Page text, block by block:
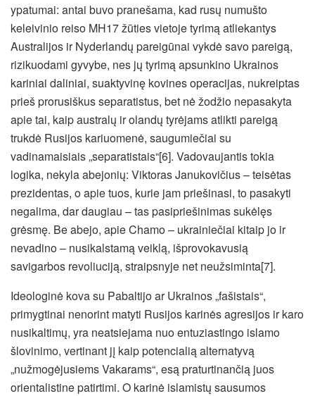
ypatumai: antai buvo pranešama, kad rusų numušto
keleivinio reiso MH17 žūties vietoje tyrimą atliekantys
Australijos ir Nyderlandų pareigūnai vykdė savo pareigą,
rizikuodami gyvybe, nes jų tyrimą apsunkino Ukrainos
kariniai daliniai, suaktyvinę kovines operacijas, nukreiptas
prieš prorusiškus separatistus, bet nė žodžio nepasakyta
apie tai, kaip australų ir olandų tyrėjams atlikti pareigą
trukdė Rusijos kariuomenė, saugumiečiai su
vadinamaisiais „separatistais“[6]. Vadovaujantis tokia
logika, nekyla abejonių: Viktoras Janukovičius – teisėtas
prezidentas, o apie tuos, kurie jam priešinasi, to pasakyti
negalima, dar daugiau – tas pasipriešinimas sukėlęs
grėsmę. Be abejo, apie Chamo – ukrainiečiai kitaip jo ir
nevadino – nusikalstamą veiklą, išprovokavusią
savigarbos revoliuciją, straipsnyje net neužsiminta[7].
Ideologinė kova su Pabaltijo ar Ukrainos „fašistais“,
primygtinai nenorint matyti Rusijos karinės agresijos ir karo
nusikaltimų, yra neatsiejama nuo entuziastingo islamo
šlovinimo, vertinant jį kaip potencialią alternatyvą
„nužmogėjusiems Vakarams“, esą praturtinančią juos
orientalistine patirtimi. O karinė islamistų sausumos